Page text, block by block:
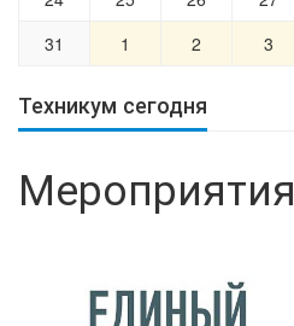
31
1 2 3
Техникум сегодня
Мероприятия